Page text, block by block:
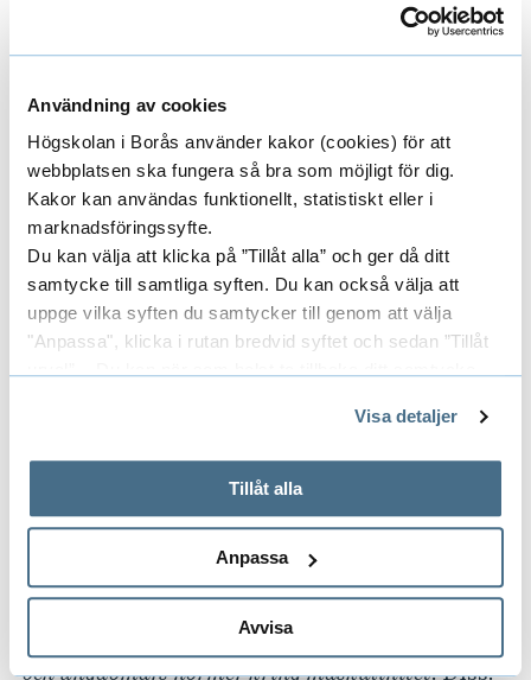
Användning av cookies
Högskolan i Borås använder kakor (cookies) för att
webbplatsen ska fungera så bra som möjligt för dig.
Kakor kan användas funktionellt, statistiskt eller i
marknadsföringssyfte.
Du kan välja att klicka på ”Tillåt alla” och ger då ditt
samtycke till samtliga syften. Du kan också välja att
uppge vilka syften du samtycker till genom att välja
"Anpassa", klicka i rutan bredvid syftet och sedan ”Tillåt
används och hur vi och våra leverantörer inhämtar och
behandlar personuppgifter.
Visa detaljer
Tillåt alla
Anpassa
Avvisa
https://www.skolverket.se/download/18.6bfaca4
1169863e6a65d5aa/1553968116077/pdf4001.pdf
Skolverket (2021). Samordnare för nyanländas
utbildning.
https://www.skolverket.se/skolutveckling/leda-
och-organisera-skolan/nyanlanda-barn-och-
Wirdefalk, D. (2011).Hitta bilder på nätet som
du får använda: Creative Commons
http://www.youtube.com/watch?v=gti5DpjjBtU
Zimmerman, F. (2018).Det tillåtande och det
begränsande: en studie om pojkars syn på studier
och ungdomars normer kring maskulinitet. Diss.